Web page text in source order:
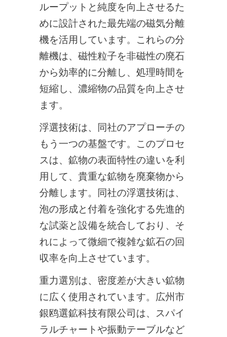
ループットと純度を向上させるた
めに設計された最先端の磁気分離
機を活用しています。これらの分
離機は、磁性粒子を非磁性の廃石
から効率的に分離し、処理時間を
短縮し、濃縮物の品質を向上させ
ます。
浮選技術は、同社のアプローチの
もう一つの基盤です。このプロセ
スは、鉱物の表面特性の違いを利
用して、貴重な鉱物を廃棄物から
分離します。同社の浮選技術は、
泡の形成と付着を強化する先進的
な試薬と設備を統合しており、そ
れによって微細で複雑な鉱石の回
収率を向上させています。
重力選別は、密度差が大きい鉱物
に広く使用されています。広州市
銀鸥選鉱科技有限公司は、スパイ
ラルチャートや振動テーブルなど